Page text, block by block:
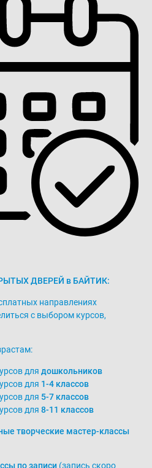
ДВЕРЕЙ в БАЙТИК:
направлениях
с выбором курсов,
длядошкольников
для 1-4 классов
для 5-7 классов
для8-11 классов
творческие мастер-классы
по записи (запись скоро